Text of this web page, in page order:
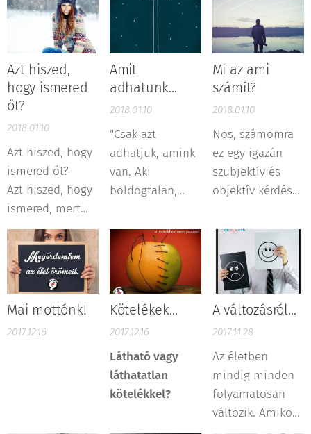
Azt hiszed,
hogy ismered
őt?
2018.01.10
Azt hiszed, hogy
ismered őt?
Azt hiszed, hogy
ismered, mert
láttad őt
meztelenül?
Azt hiszed, hogy
ismered, mert
együtt volt veled
Amit
adhatunk...
2018.01.10
"Csak azt
adhatjuk, amink
van. Aki
boldogtalan,
boldogságot, aki
sikertelen, nem
segíthet
másokat sikerre.
Első
segíteni, hogy ne
legyünk
másoknak teher.
Mi az ami
számít?
2018.01.10
Nos, számomra
ez egy igazán
szubjektív és
objektív kérdés
úgy tudnám
objektíven
megfogalmazni
(már amennyire
ez lehetséges),
dolgok fognak
számítani,
amelyekre a
külvilág
Mai mottónk!
2017.12.16
Kötelékek...
2017.12.16
Látható vagy
láthatatlan
kötelékkel?
A változásról...
2017.11.28
Az életben
mindig minden
folyamatosan
változik. Amikor